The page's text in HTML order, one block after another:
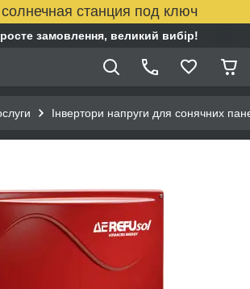
станция под ключ
замовлення, великий вибір!
Інвертори напруги для сонячних